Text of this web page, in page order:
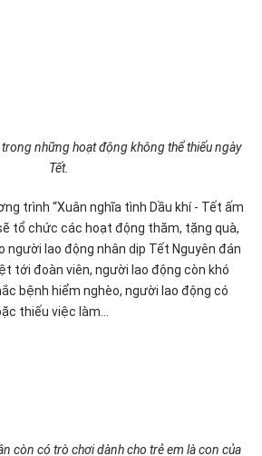
những hoạt động không thể thiếu ngày
Tết.
trình “Xuân nghĩa tình Dầu khí - Tết ấm
tổ chức các hoạt động thăm, tặng quà,
người lao động nhân dịp Tết Nguyên đán
tới đoàn viên, người lao động còn khó
bệnh hiểm nghèo, người lao động có
thiếu việc làm...
còn có trò chơi dành cho trẻ em là con của